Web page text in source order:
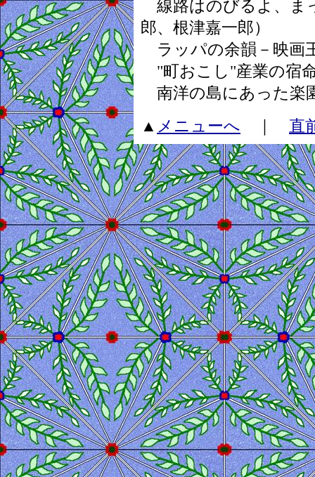
線路はのびるよ、ま
郎、根津嘉一郎）
ラッパの余韻－映画
"町おこし"産業の宿
南洋の島にあった楽
▲ メニューへ ｜ 直